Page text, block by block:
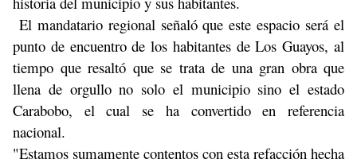
El mandatario regional señaló que este espacio será el
punto de encuentro de los habitantes de Los Guayos, al
tiempo que resaltó que se trata de una gran obra que
llena de orgullo no solo el municipio sino el estado
Carabobo, el cual se ha convertido en referencia
nacional.
"Estamos sumamente contentos con esta refacción hecha